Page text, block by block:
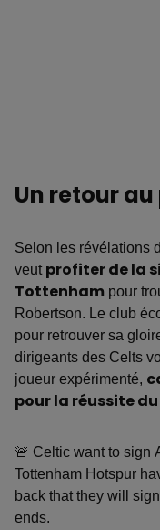
Un retour au
Selon les révélations
veutprofiter de la
Tottenham pour
Robertson. Le club
pour retrouver sa
dirigeants des Celts
joueur expérimenté,
pour la réussite
🚨 Celtic want to sign
Tottenham Hotspur
back that they will
ends.